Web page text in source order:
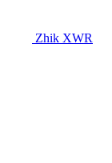
Zhik XWR